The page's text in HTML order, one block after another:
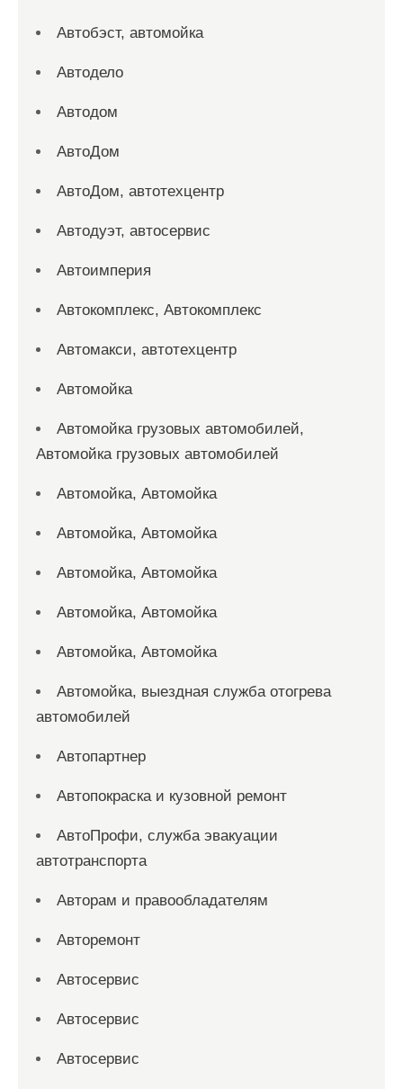
Автобэст, автомойка
Автодело
Автодом
АвтоДом
АвтоДом, автотехцентр
Автодуэт, автосервис
Автоимперия
Автокомплекс, Автокомплекс
Автомакси, автотехцентр
Автомойка
Автомойка грузовых автомобилей,
Автомойка грузовых автомобилей
Автомойка, Автомойка
Автомойка, Автомойка
Автомойка, Автомойка
Автомойка, Автомойка
Автомойка, Автомойка
Автомойка, выездная служба отогрева
автомобилей
Автопартнер
Автопокраска и кузовной ремонт
АвтоПрофи, служба эвакуации
автотранспорта
Авторам и правообладателям
Авторемонт
Автосервис
Автосервис
Автосервис